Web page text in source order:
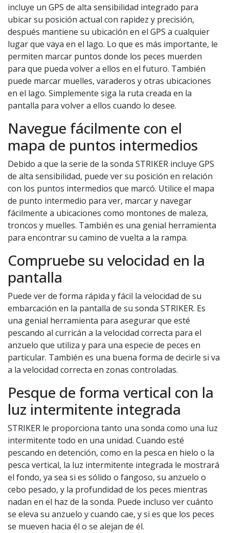
incluye un GPS de alta sensibilidad integrado para
ubicar su posición actual con rapidez y precisión,
después mantiene su ubicación en el GPS a cualquier
lugar que vaya en el lago. Lo que es más importante, le
permiten marcar puntos donde los peces muerden
para que pueda volver a ellos en el futuro. También
puede marcar muelles, varaderos y otras ubicaciones
en el lago. Simplemente siga la ruta creada en la
pantalla para volver a ellos cuando lo desee.
Navegue fácilmente con el
mapa de puntos intermedios
Debido a que la serie de la sonda STRIKER incluye GPS
de alta sensibilidad, puede ver su posición en relación
con los puntos intermedios que marcó. Utilice el mapa
de punto intermedio para ver, marcar y navegar
fácilmente a ubicaciones como montones de maleza,
troncos y muelles. También es una genial herramienta
para encontrar su camino de vuelta a la rampa.
Compruebe su velocidad en la
pantalla
Puede ver de forma rápida y fácil la velocidad de su
embarcación en la pantalla de su sonda STRIKER. Es
una genial herramienta para asegurar que esté
pescando al curricán a la velocidad correcta para el
anzuelo que utiliza y para una especie de peces en
particular. También es una buena forma de decirle si va
a la velocidad correcta en zonas controladas.
Pesque de forma vertical con la
luz intermitente integrada
STRIKER le proporciona tanto una sonda como una luz
intermitente todo en una unidad. Cuando esté
pescando en detención, como en la pesca en hielo o la
pesca vertical, la luz intermitente integrada le mostrará
el fondo, ya sea si es sólido o fangoso, su anzuelo o
cebo pesado, y la profundidad de los peces mientras
nadan en el haz de la sonda. Puede incluso ver cuánto
se eleva su anzuelo y cuando cae, y si es que los peces
se mueven hacia él o se alejan de él.